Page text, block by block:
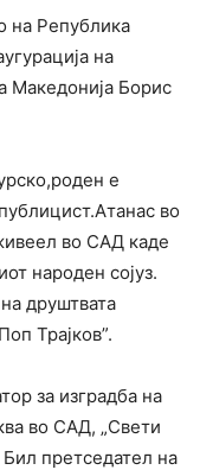
на Република
на
Македонија Борис
е
во
во САД каде
народен сојуз.
друштвата
Трајков”.
за изградба на
во САД, „Свети
претседател на